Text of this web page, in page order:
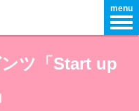
menu
ツ「Start up